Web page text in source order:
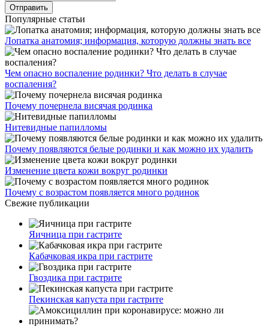
Популярные статьи
Лопатка анатомия; информация, которую должны знать все
Чем опасно воспаление родинки? Что делать в случае
воспаления?
Почему почернела висячая родинка
Нитевидные папилломы
Почему появляются белые родинки и как можно их удалить
Изменение цвета кожи вокруг родинки
Почему с возрастом появляется много родинок
Свежие публикации
Яичница при гастрите
Кабачковая икра при гастрите
Гвоздика при гастрите
Пекинская капуста при гастрите